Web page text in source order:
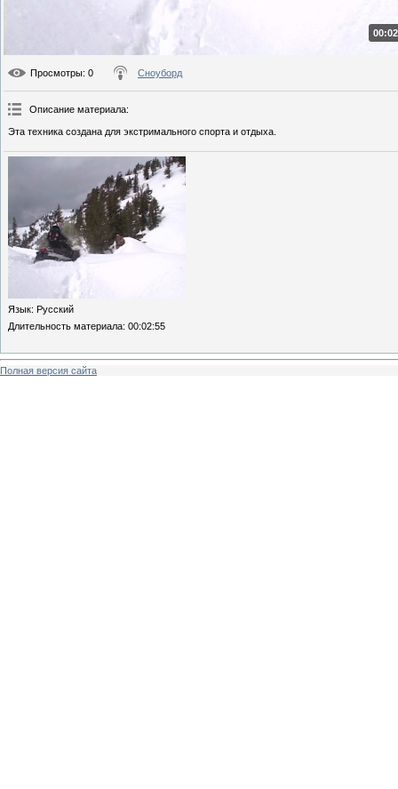
Просмотры: 0 Сноуборд
Описание материала:
Эта техника создана для экстримального спорта и отдыха.
Язык: Русский
Длительность материала: 00:02:55
Полная версия сайта